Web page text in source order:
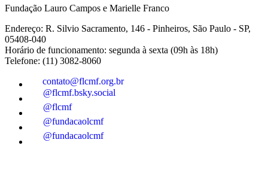
Fundação Lauro Campos e Marielle Franco
Endereço: R. Silvio Sacramento, 146 - Pinheiros, São Paulo - SP,
05408-040
Horário de funcionamento: segunda à sexta (09h às 18h)
Telefone: (11) 3082-8060
contato@flcmf.org.br
@flcmf.bsky.social
@flcmf
@fundacaolcmf
@fundacaolcmf